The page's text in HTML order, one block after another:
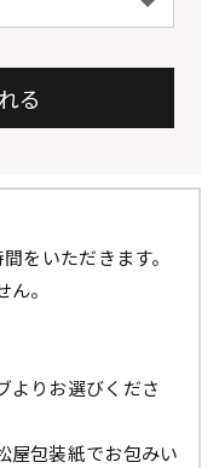
をいただきます。
。
よりお選びくださ
屋包装紙でお包みい